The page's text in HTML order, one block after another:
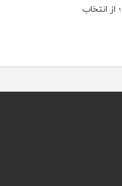
راهنمای جامع کولر گازی ۱۴۰۵؛ از انتخاب